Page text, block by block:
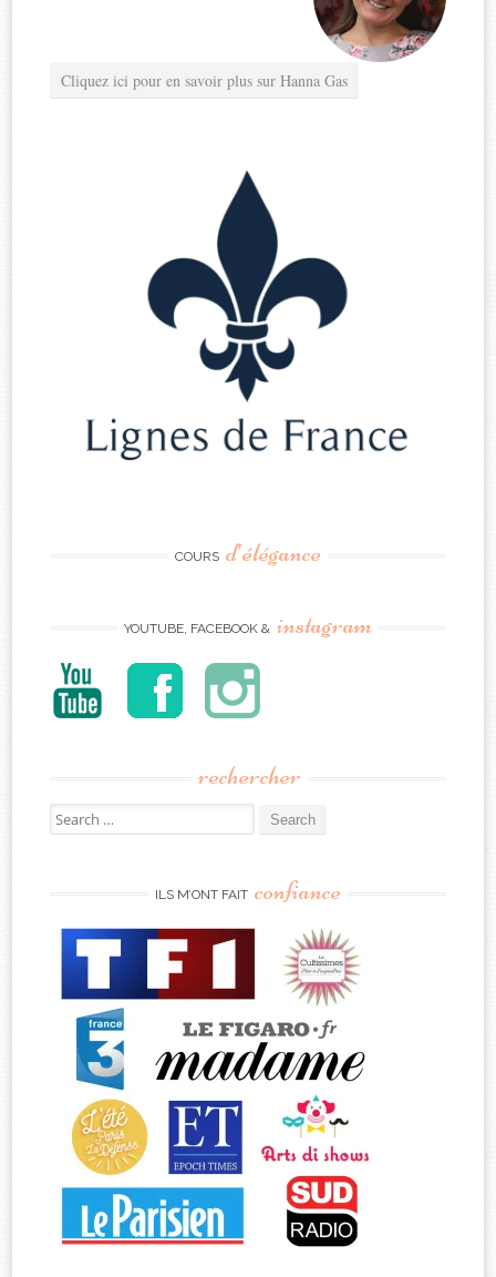
Cliquez ici pour en savoir plus sur Hanna Gas
COURS d’élégance
YOUTUBE, FACEBOOK & instagram
rechercher
Search
for:
ILS M’ONT FAIT confiance